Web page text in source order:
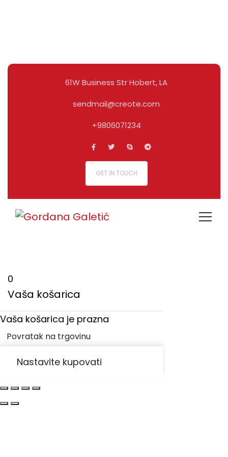
61W Business Str Hobert, LA
sendmail@creote.com
+9806071234
GET IN TOUCH
0
Vaša košarica
Vaša košarica je prazna
Povratak na trgovinu
Nastavite kupovati